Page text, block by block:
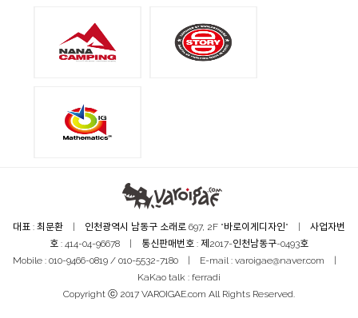
대표 : 최문환 | 인천광역시 남동구 소래로 697, 2F "바로이게디자인" | 사업자번
호 : 414-04-96678 | 통신판매번호 : 제2017-인천남동구-0493호
Mobile : 010-9466-0819 / 010-5532-7180 | E-mail : varoigae@naver.com |
KaKao talk : ferradi
Copyright ⓒ 2017 VAROIGAE.com All Rights Reserved.